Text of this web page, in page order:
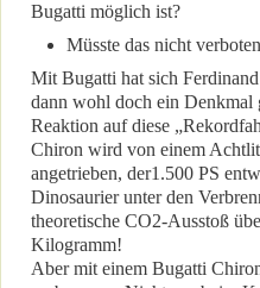
Bugatti möglich ist?
Müsste das nicht
Mit Bugatti hat sich
dann wohl doch ein Denkmal
Reaktion auf diese
Chiron wird von einem
angetrieben, der1.500 PS
Dinosaurier unter den
theoretische CO2-Ausstoß
Kilogramm!
Aber mit einem Bugatti